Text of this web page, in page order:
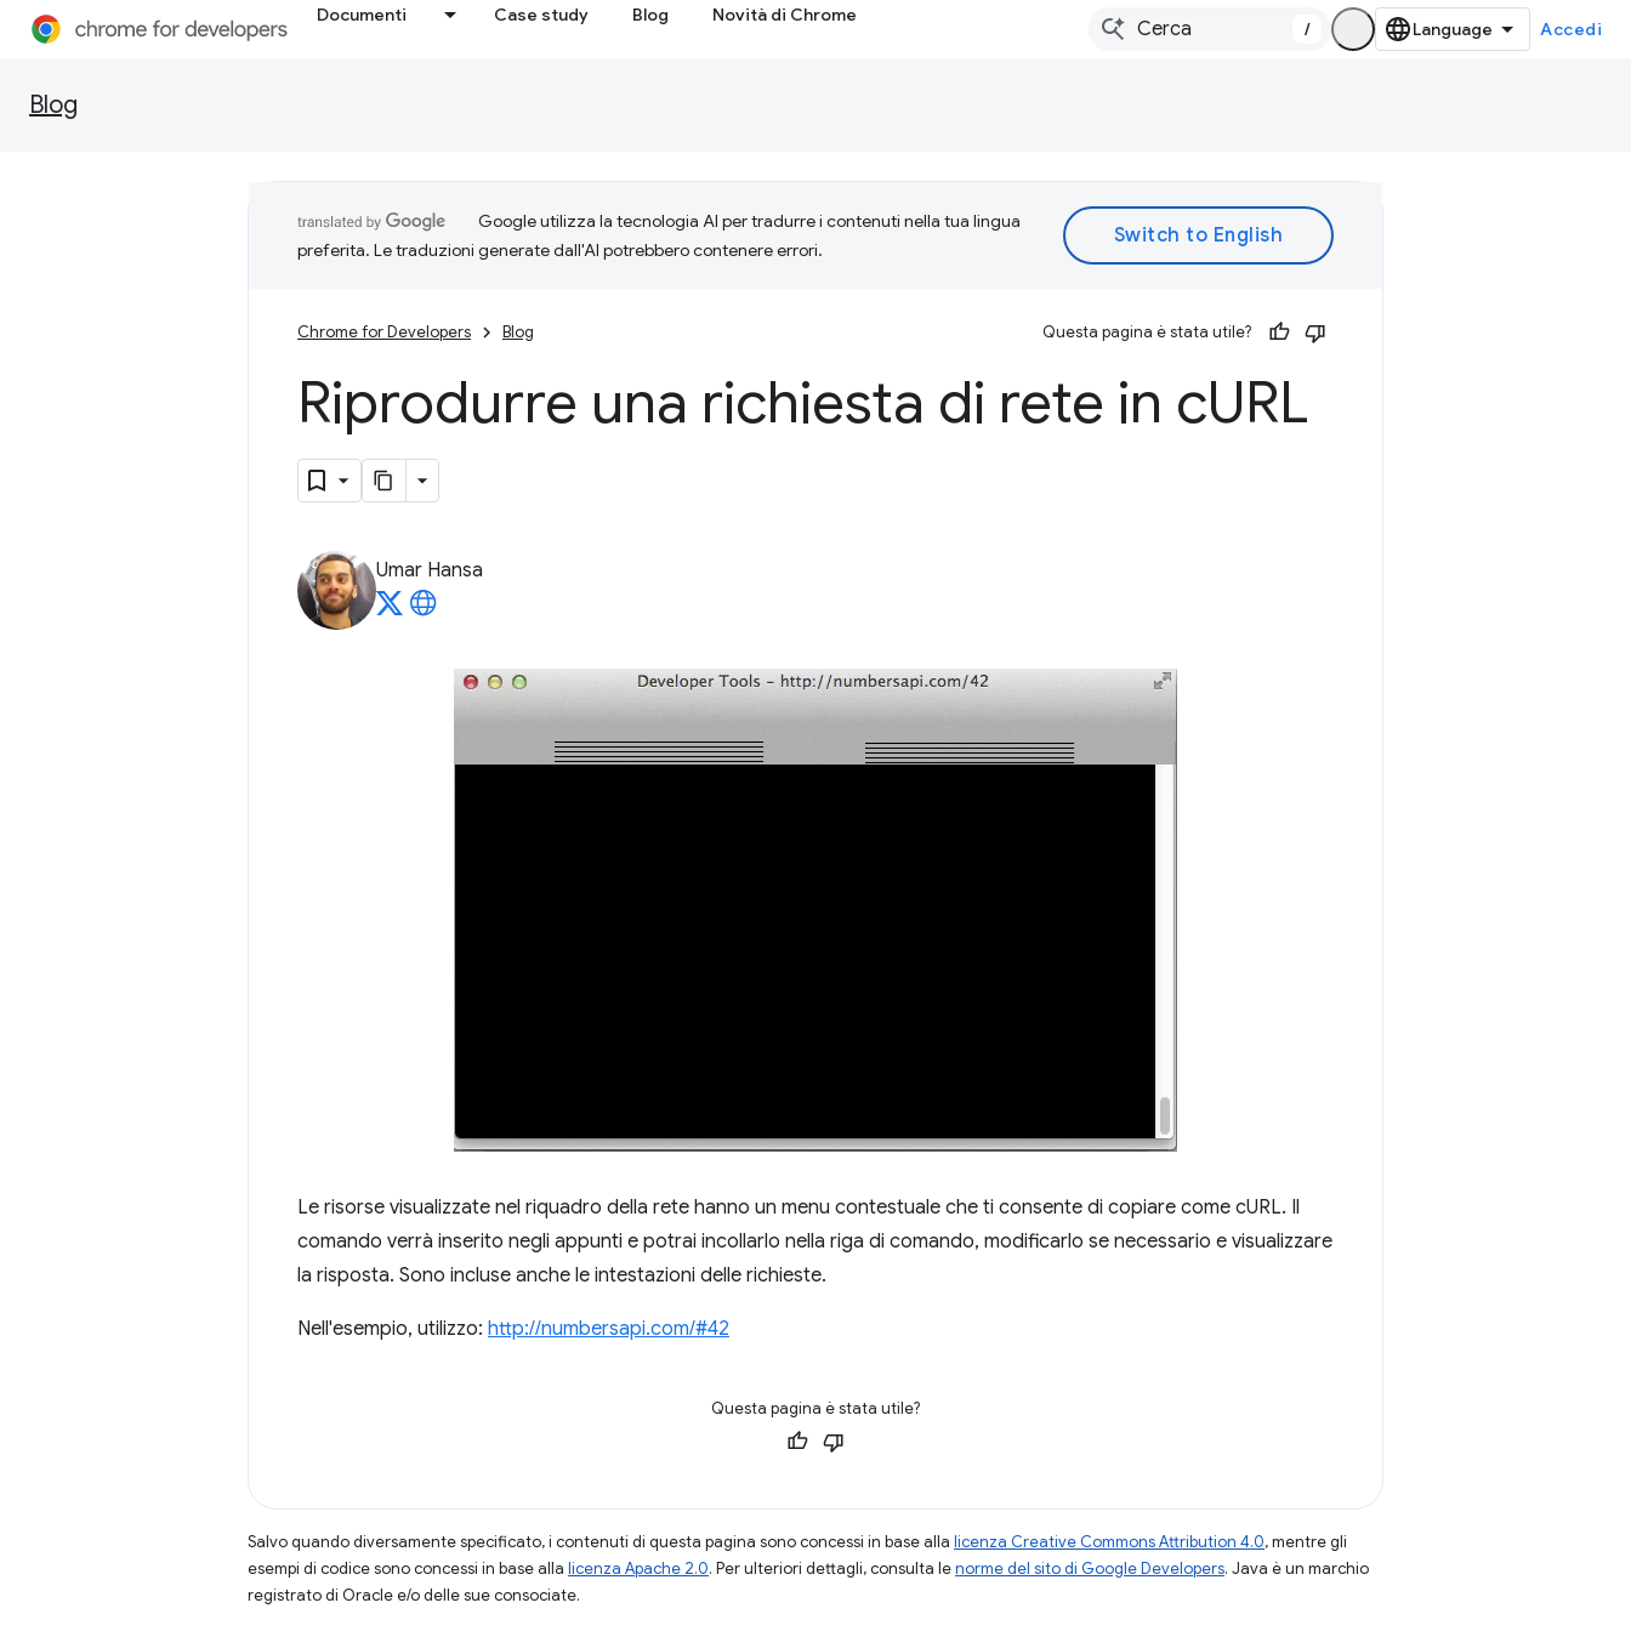
Documenti Case study Blog Novità di Chrome
/ Accedi
Blog
Google utilizza la tecnologia AI per tradurre i contenuti nella tua lingua
preferita. Le traduzioni generate dall'AI potrebbero contenere errori.
Chrome for Developers Blog Questa pagina è stata utile?
Riprodurre una richiesta di rete in cURL
Umar Hansa
Le risorse visualizzate nel riquadro della rete hanno un menu contestuale che ti consente di copiare come cURL. Il
comando verrà inserito negli appunti e potrai incollarlo nella riga di comando, modificarlo se necessario e visualizzare
la risposta. Sono incluse anche le intestazioni delle richieste.
Nell'esempio, utilizzo: http://numbersapi.com/#42
Questa pagina è stata utile?
Salvo quando diversamente specificato, i contenuti di questa pagina sono concessi in base alla licenza Creative Commons Attribution 4.0, mentre gli
esempi di codice sono concessi in base alla licenza Apache 2.0. Per ulteriori dettagli, consulta lenorme del sito di Google Developers. Java è un marchio
registrato di Oracle e/o delle sue consociate.